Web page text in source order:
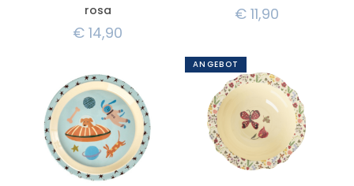
rosa
€ 14,90
€11,90
ANGEBOT